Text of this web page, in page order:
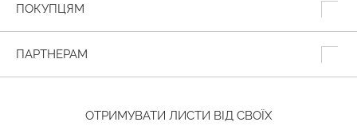
ПОКУПЦЯМ
ПАРТНЕРАМ
ОТРИМУВАТИ ЛИСТИ ВІД СВОЇХ